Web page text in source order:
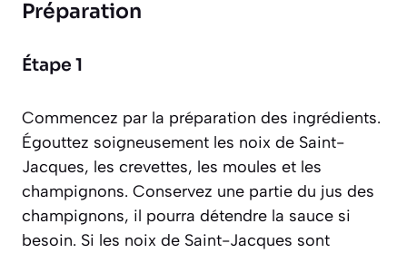
Préparation
Étape 1
Commencez par la préparation des ingrédients.
Égouttez soigneusement les noix de Saint-
Jacques, les crevettes, les moules et les
champignons. Conservez une partie du jus des
champignons, il pourra détendre la sauce si
besoin. Si les noix de Saint-Jacques sont